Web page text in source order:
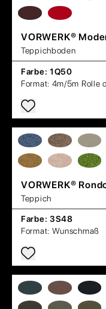
VORWERK®
Teppichboden
Farbe: 1Q50
Format: 4m/5m Rolle
VORWERK®
Teppich
Farbe: 3S48
Format: Wunschmaß